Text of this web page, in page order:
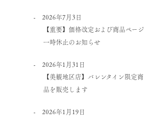
2026年7月3日
【重要】価格改定および商品ページ
一時休止のお知らせ
2026年1月31日
【美観地区店】バレンタイン限定商
品を販売します
2026年1月19日